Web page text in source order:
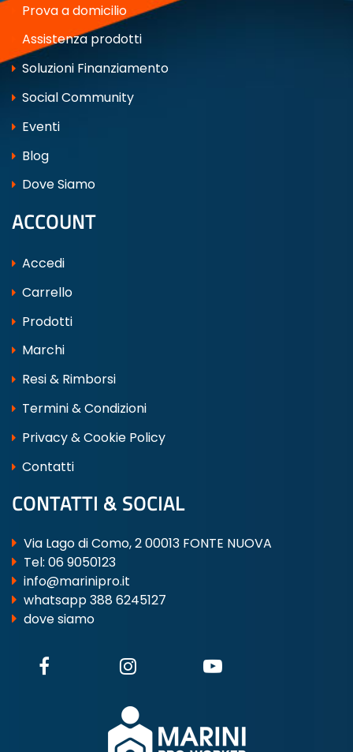
Prova a domicilio
Assistenza prodotti
Soluzioni Finanziamento
Social Community
Eventi
Blog
Dove Siamo
ACCOUNT
Accedi
Carrello
Prodotti
Marchi
Resi & Rimborsi
Termini & Condizioni
Privacy & Cookie Policy
Contatti
CONTATTI & SOCIAL
Via Lago di Como, 2 00013 FONTE NUOVA
Tel: 06 9050123
info@marinipro.it
whatsapp 388 6245127
dove siamo